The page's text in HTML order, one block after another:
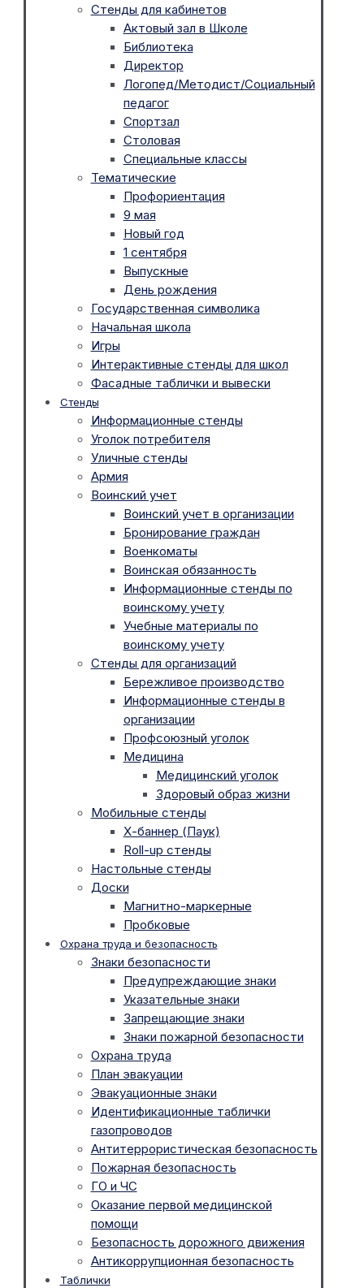
Стенды для кабинетов
Актовый зал в Школе
Библиотека
Директор
Логопед/Методист/Социальный
педагог
Спортзал
Столовая
Специальные классы
Тематические
Профориентация
9 мая
Новый год
1 сентября
Выпускные
День рождения
Государственная символика
Начальная школа
Игры
Интерактивные стенды для школ
Фасадные таблички и вывески
Стенды
Информационные стенды
Уголок потребителя
Уличные стенды
Армия
Воинский учет
Воинский учет в организации
Бронирование граждан
Военкоматы
Воинская обязанность
Информационные стенды по
воинскому учету
Учебные материалы по
воинскому учету
Стенды для организаций
Бережливое производство
Информационные стенды в
организации
Профсоюзный уголок
Медицина
Медицинский уголок
Здоровый образ жизни
Мобильные стенды
Х-баннер (Паук)
Roll-up стенды
Настольные стенды
Доски
Магнитно-маркерные
Пробковые
Охрана труда и безопасность
Знаки безопасности
Предупреждающие знаки
Указательные знаки
Запрещающие знаки
Знаки пожарной безопасности
Охрана труда
План эвакуации
Эвакуационные знаки
Идентификационные таблички
газопроводов
Антитеррористическая безопасность
Пожарная безопасность
ГО и ЧС
Оказание первой медицинской
помощи
Безопасность дорожного движения
Антикоррупционная безопасность
Таблички